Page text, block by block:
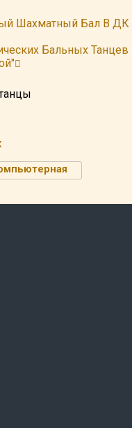
Шахматный Бал В ДК
Бальных Танцев